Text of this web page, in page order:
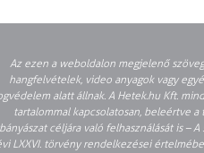
Az ezen a weboldalon megjelenő
hangfelvételek, video anyagok vagy
alatt állnak. A Hetek.hu Kft.
tartalommal kapcsolatosan, beleértve a
céljára való felhasználását is –
LXXVI. törvény rendelkezései